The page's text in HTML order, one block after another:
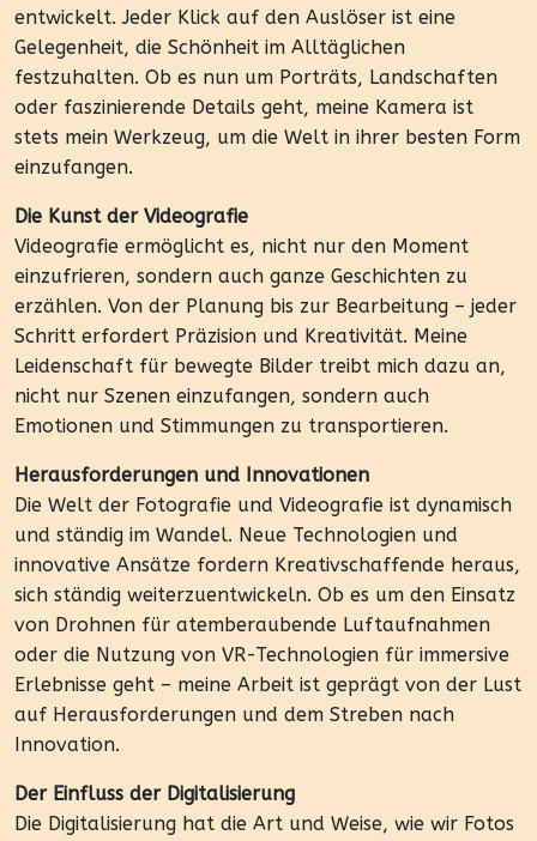
entwickelt. Jeder Klick auf den Auslöser ist eine
Gelegenheit, die Schönheit im Alltäglichen
festzuhalten. Ob es nun um Porträts, Landschaften
oder faszinierende Details geht, meine Kamera ist
stets mein Werkzeug, um die Welt in ihrer besten Form
einzufangen.
Die Kunst der Videografie
Videografie ermöglicht es, nicht nur den Moment
einzufrieren, sondern auch ganze Geschichten zu
erzählen. Von der Planung bis zur Bearbeitung – jeder
Schritt erfordert Präzision und Kreativität. Meine
Leidenschaft für bewegte Bilder treibt mich dazu an,
nicht nur Szenen einzufangen, sondern auch
Emotionen und Stimmungen zu transportieren.
Herausforderungen und Innovationen
Die Welt der Fotografie und Videografie ist dynamisch
und ständig im Wandel. Neue Technologien und
innovative Ansätze fordern Kreativschaffende heraus,
sich ständig weiterzuentwickeln. Ob es um den Einsatz
von Drohnen für atemberaubende Luftaufnahmen
oder die Nutzung von VR-Technologien für immersive
Erlebnisse geht – meine Arbeit ist geprägt von der Lust
auf Herausforderungen und dem Streben nach
Innovation.
Der Einfluss der Digitalisierung
Die Digitalisierung hat die Art und Weise, wie wir Fotos